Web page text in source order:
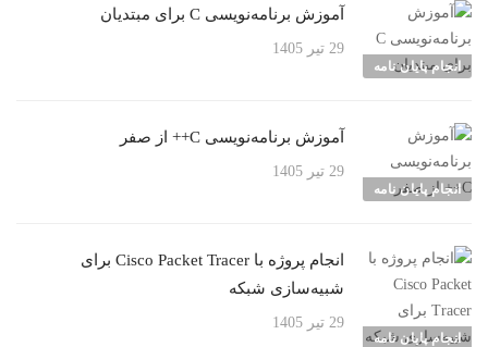
انجام پایان نامه
آموزش برنامه‌نویسی C برای مبتدیان
29 تیر 1405
انجام پایان نامه
آموزش برنامه‌نویسی C++ از صفر
29 تیر 1405
انجام پایان نامه
انجام پروژه با Cisco Packet Tracer برای
شبیه‌سازی شبکه
29 تیر 1405